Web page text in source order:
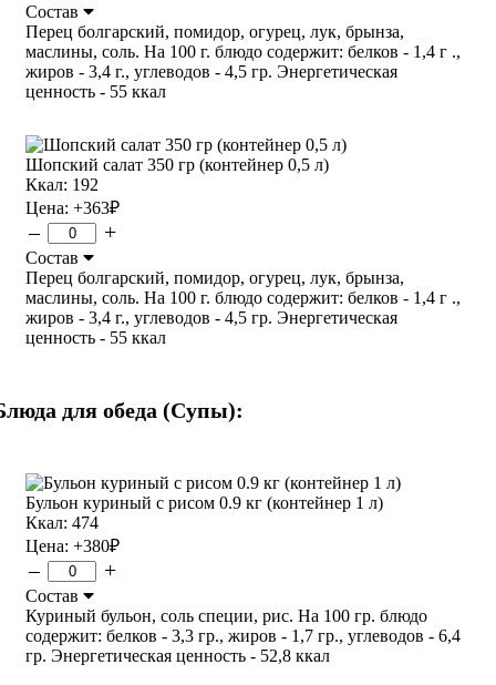
Состав
Перец болгарский, помидор, огурец, лук, брынза,
маслины, соль. На 100 г. блюдо содержит: белков - 1,4 г .,
жиров - 3,4 г., углеводов - 4,5 гр. Энергетическая
ценность - 55 ккал
Шопский салат 350 гр (контейнер 0,5 л)
Ккал: 192
Цена: +363₽
– +
Состав
Перец болгарский, помидор, огурец, лук, брынза,
маслины, соль. На 100 г. блюдо содержит: белков - 1,4 г .,
жиров - 3,4 г., углеводов - 4,5 гр. Энергетическая
ценность - 55 ккал
для обеда (Супы):
Бульон куриный с рисом 0.9 кг (контейнер 1 л)
Ккал: 474
Цена: +380₽
– +
Состав
Куриный бульон, соль специи, рис. На 100 гр. блюдо
содержит: белков - 3,3 гр., жиров - 1,7 гр., углеводов - 6,4
гр. Энергетическая ценность - 52,8 ккал